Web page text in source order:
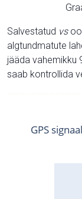
Salvestatud vs
algtundmatute
jääda vahemikku
saab kontrollida
GPS